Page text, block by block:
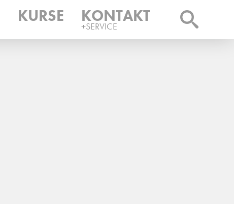
KURSE KONTAKT
+SERVICE